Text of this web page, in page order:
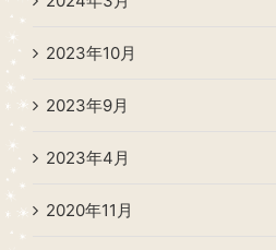
2023年10月
2023年9月
2023年4月
2020年11月